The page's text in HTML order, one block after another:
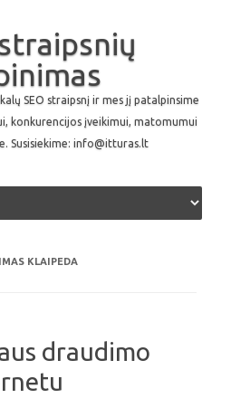
SEO straipsnį ir mes jį patalpinsime
konkurencijos įveikimui, matomumui
Susisiekime: info@itturas.lt
Skip to content
KLAIPEDA
draudimo